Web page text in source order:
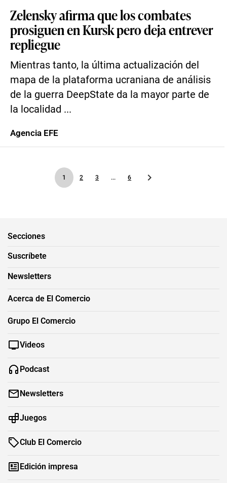
Zelensky afirma que los combates
prosiguen en Kursk pero deja entrever
repliegue
Mientras tanto, la última actualización del
mapa de la plataforma ucraniana de análisis
de la guerra DeepState da la mayor parte de
la localidad ...
Agencia EFE
1 2 3 ... 6
Secciones
Suscríbete
Newsletters
Acerca de El Comercio
Grupo El Comercio
Videos
Podcast
Newsletters
Juegos
Club El Comercio
Edición impresa